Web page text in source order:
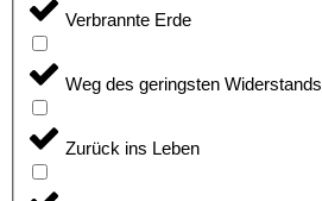
Verbrannte Erde
Weg des geringsten Widerstands
Zurück ins Leben